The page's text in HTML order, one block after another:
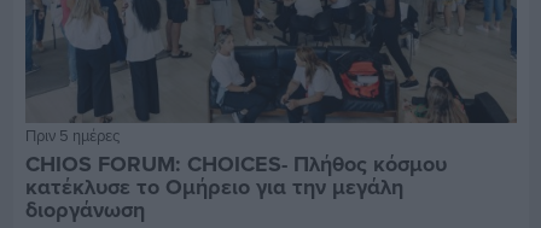
Πριν 5 ημέρες
CHIOS FORUM: CHOICES- Πλήθος κόσμου
κατέκλυσε το Ομήρειο για την μεγάλη
διοργάνωση